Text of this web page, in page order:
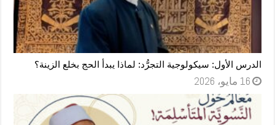
الدرس الأول: سيكولوجية التجرُّد: لماذا يبدأ الحج بخلع الزينة؟
16 مايو، 2026